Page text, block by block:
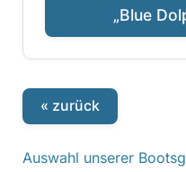
„Blue
« zurück
Auswahl unserer